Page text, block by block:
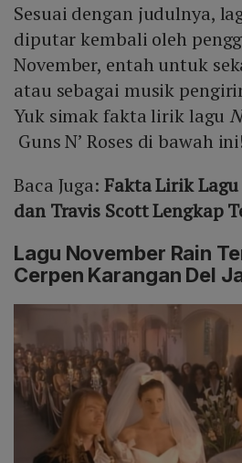
Sesuai dengan judulnya,
diputar kembali oleh
November, entah untuk
atau sebagai musik
Yuk simak fakta lirik lagu
Guns N’ Roses di bawah
Baca Juga: Fakta Lirik Lagu
dan Travis Scott Lengkap
Lagu November Rain
Cerpen Karangan Del